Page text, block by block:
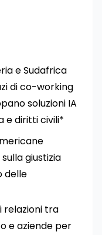
e Sudafrica
di co-working
soluzioni IA
e diritti civili*
giustizia
delle
relazioni tra
e aziende per